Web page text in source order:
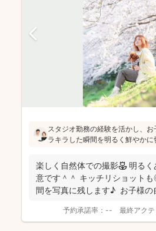
スタジオ勤務の経験を活かし、
ラキラした瞬間を明るく鮮やか
ながら「楽しかった！」と思っ
て親御さんに安心していただけ
とのことです(^^)
楽しく自然体での撮影🌷 明る
意です＾＾ キッチリショット
間を写真に残します♪ お子様の
予約承諾率： -- 最終アクテ